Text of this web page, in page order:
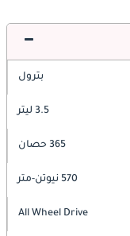
بترول
3.5 ليتر
365 حصان
570 نيوتن-متر
All Wheel Drive